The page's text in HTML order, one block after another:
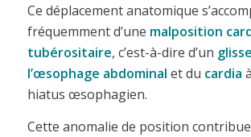
Ce déplacement anatomique
fréquemment d’une malposition
tubérositaire, c’est-à-dire d’un
l’œsophage abdominal et du cardia
hiatus œsophagien.
Cette anomalie de position